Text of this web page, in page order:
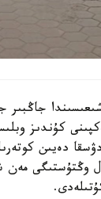
اۋا تەمپەراتۋراسى
وڭتۇستىگى مەن